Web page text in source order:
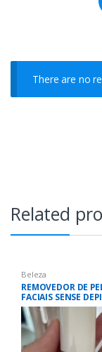
There are no
Related
Beleza
REMOVEDOR DE
FACIAIS SENSE